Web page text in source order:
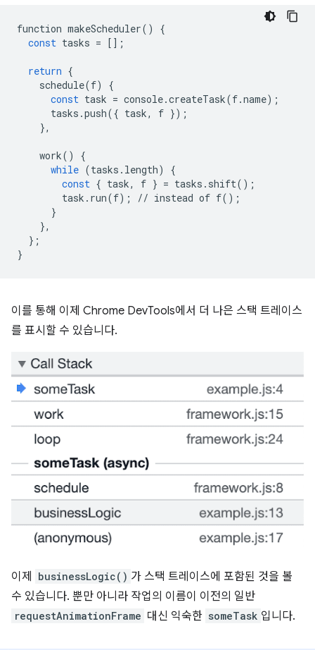
function makeScheduler()
{
const tasks = [];
return {
schedule(f)
{
const task = console.createTask(f.name);
tasks .push({ task, f });
},
work()
{
while (tasks . length)
{
const { task, f } = tasks . shift();
task . run(f); // instead of f();
}
},
};
}
이를 통해 이제 Chrome DevTools에서 더 나은 스택 트레이스
를 표시할 수 있습니다.
이제 businessLogic() 가 스택 트레이스에 포함된 것을 볼
수 있습니다. 뿐만 아니라 작업의 이름이 이전의 일반
requestAnimationFrame 대신 익숙한 someTask 입니다.